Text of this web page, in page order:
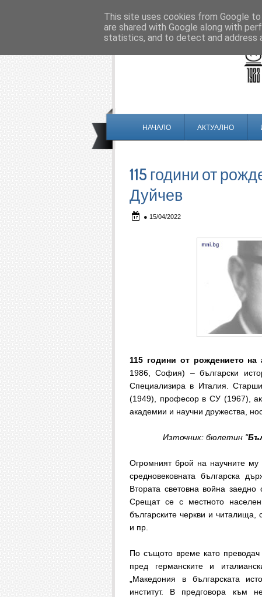
НАЧАЛО АКТУАЛНО
115 години от
Дуйчев
● 15/04/2022
115 години от рождението на
1986, София) – български
Специализира в Италия.
(1949), професор в СУ (1967),
академии и научни дружества,
Източник: бюлетин "
Огромният брой на научните му
средновековната българска
Втората световна война
Срещат се с местното
българските черкви и читалища,
и пр.
По същото време като преводач
пред германските и
„Македония в българската
институт. В предговора към
This site uses cookies from Google
are shared with Google along with
statistics, and to detect and address